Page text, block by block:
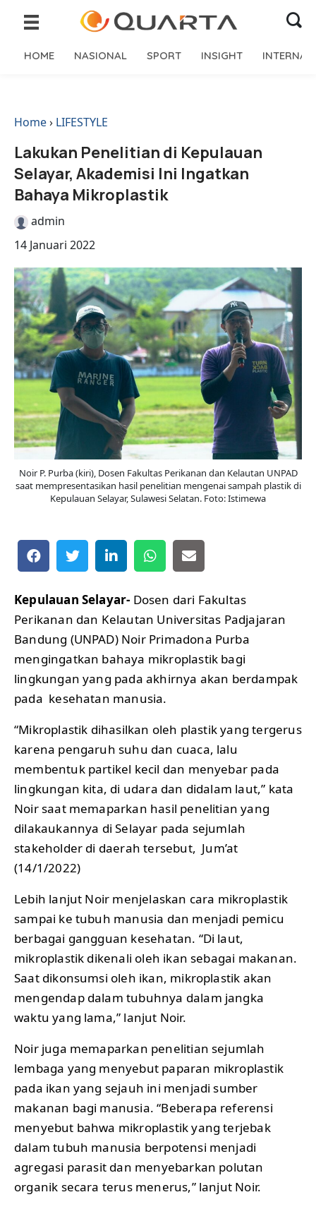
HOME NASIONAL SPORT INSIGHT
Home› LIFESTYLE
Lakukan Penelitian di Kepulauan
Selayar, Akademisi Ini Ingatkan
Bahaya Mikroplastik
admin
14 Januari 2022
Noir P. Purba (kiri), Dosen Fakultas Perikanan dan Kelautan UNPAD
saat mempresentasikan hasil penelitian mengenai sampah plastik di
Kepulauan Selayar, Sulawesi Selatan. Foto: Istimewa
Kepulauan Selayar- Dosen dari Fakultas
Perikanan dan Kelautan Universitas Padjajaran
Bandung (UNPAD) Noir Primadona Purba
mengingatkan bahaya mikroplastik bagi
lingkungan yang pada akhirnya akan berdampak
pada kesehatan manusia.
“Mikroplastik dihasilkan oleh plastik yang tergerus
karena pengaruh suhu dan cuaca, lalu
membentuk partikel kecil dan menyebar pada
lingkungan kita, di udara dan didalam laut,” kata
Noir saat memaparkan hasil penelitian yang
dilakaukannya di Selayar pada sejumlah
stakeholder di daerah tersebut, Jum’at
(14/1/2022)
Lebih lanjut Noir menjelaskan cara mikroplastik
sampai ke tubuh manusia dan menjadi pemicu
berbagai gangguan kesehatan. “Di laut,
mikroplastik dikenali oleh ikan sebagai makanan.
Saat dikonsumsi oleh ikan, mikroplastik akan
mengendap dalam tubuhnya dalam jangka
waktu yang lama,” lanjut Noir.
Noir juga memaparkan penelitian sejumlah
lembaga yang menyebut paparan mikroplastik
pada ikan yang sejauh ini menjadi sumber
makanan bagi manusia. “Beberapa referensi
menyebut bahwa mikroplastik yang terjebak
dalam tubuh manusia berpotensi menjadi
agregasi parasit dan menyebarkan polutan
organik secara terus menerus,” lanjut Noir.